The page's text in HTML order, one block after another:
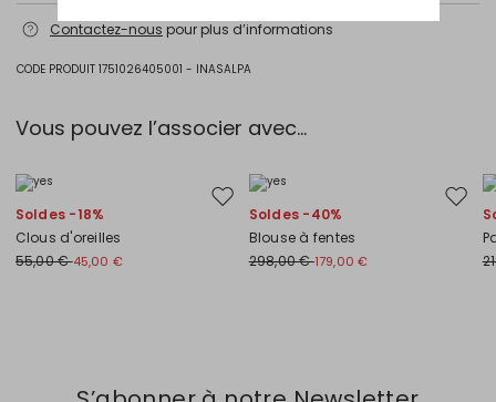
caractéristiques environnementales
Contactez-nous pour plus d’informations
CODE PRODUIT 1751026405001 - INASALPA
Vous pouvez l’associer avec…
Ajouter vers la liste de souhaits
Soldes -18%
Clous d'oreilles
55,00 €45,00 €
Soldes -40%
Blouse à fentes
298,00 €179,00 €